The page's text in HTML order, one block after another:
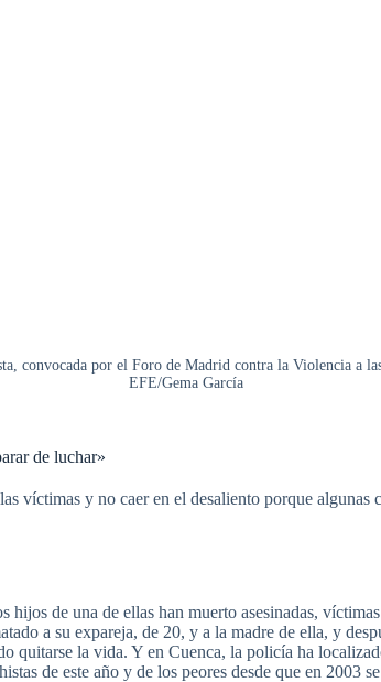
convocada por el Foro de Madrid contra la Violencia a
EFE/Gema García
de luchar»
víctimas y no caer en el desaliento porque algunas
hijos de una de ellas han muerto asesinadas,
a su expareja, de 20, y a la madre de ella, y
quitarse la vida. Y en Cuenca, la policía ha
de este año y de los peores desde que en 2003